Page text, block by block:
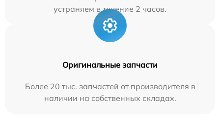
устраняем в течение 2 часов.
Оригинальные запчасти
Более 20 тыс. запчастей от производителя в
наличии на собственных складах.